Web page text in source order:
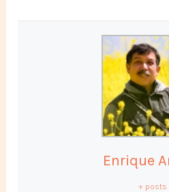
Enrique
+ posts